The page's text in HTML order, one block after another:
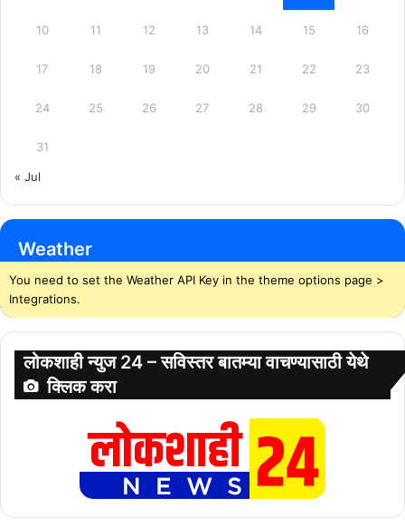
10 11 12 13 14 15 16
17 18 19 20 21 22 23
24 25 26 27 28 29 30
31
« Jul
Weather
You need to set the Weather API Key in the theme options page >
Integrations.
लोकशाही न्युज 24 – सविस्तर बातम्या वाचण्यासाठी येथे
क्लिक करा